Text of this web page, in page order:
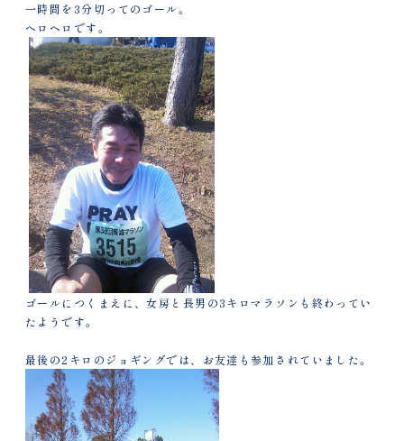
一時間を3分切ってのゴール。
ヘロヘロです。
ゴールにつくまえに、女房と長男の3キロマラソンも終わってい
たようです。
最後の2キロのジョギングでは、お友達も参加されていました。